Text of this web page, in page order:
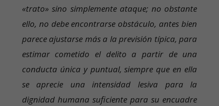
«trato» sino simplemente ataque; no obstante
ello, no debe encontrarse obstáculo, antes bien
parece ajustarse más a la previsión típica, para
estimar cometido el delito a partir de una
conducta única y puntual, siempre que en ella
se aprecie una intensidad lesiva para la
dignidad humana suficiente para su encuadre